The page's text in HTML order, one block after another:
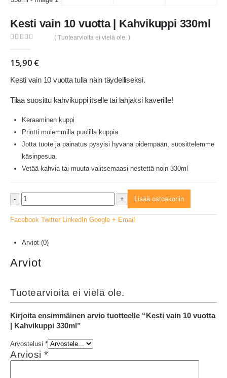
Kesti vain 10 vuotta | Kahvikuppi 330ml
( Tuotearvioita ei vielä ole. )
15,90€
Kesti vain 10 vuotta tulla näin täydelliseksi.
Tilaa suosittu kahvikuppi itselle tai lahjaksi kaverille!
Keraaminen kuppi
Printti molemmilla puolilla kuppia
Jotta tuote ja painatus pysyisi hyvänä pidempään, suosittelemme
käsinpesua.
Vetää kahvia tai muuta valitsemaasi nestettä noin 330ml
- + Lisää ostoskoriin
Facebook Twitter LinkedIn Google + Email
Arviot (0)
Arviot
Tuotearvioita ei vielä ole.
Kirjoita ensimmäinen arvio tuotteelle “Kesti vain 10 vuotta
| Kahvikuppi 330ml”
Arvostelusi *
Arviosi *